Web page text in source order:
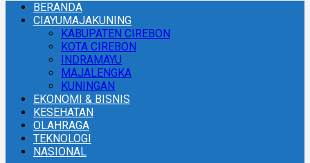
BERANDA
CIAYUMAJAKUNING
KABUPATEN CIREBON
KOTA CIREBON
INDRAMAYU
MAJALENGKA
KUNINGAN
EKONOMI & BISNIS
KESEHATAN
OLAHRAGA
TEKNOLOGI
NASIONAL